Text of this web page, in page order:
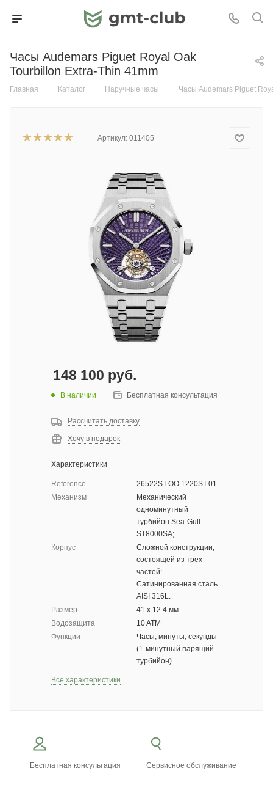
Часы Audemars Piguet Royal Oak
Tourbillon Extra-Thin 41mm
Главная — Каталог — Наручные часы — Часы Audemars Piguet
Артикул: 011405
148 100 руб.
В наличии Бесплатная консультация
Рассчитать доставку
Хочу в подарок
Характеристики
Reference
26522ST.OO.1220ST.01
Механизм
Механический
одноминутный
турбийон Sea-Gull
ST8000SA;
Корпус
Сложной конструкции,
состоящей из трех
частей:
Сатинированная сталь
AISI 316L.
Размер
41 х 12.4 мм.
Водозащита
10 ATM
Функции
Часы, минуты, секунды
(1-минутный парящий
турбийон).
Все характеристики
Бесплатная консультация Сервисное обслуживание